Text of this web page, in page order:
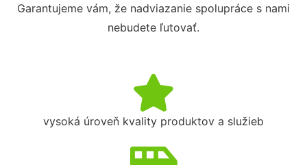
Garantujeme vám, že nadviazanie spolupráce s nami
nebudete ľutovať.
vysoká úroveň kvality produktov a služieb